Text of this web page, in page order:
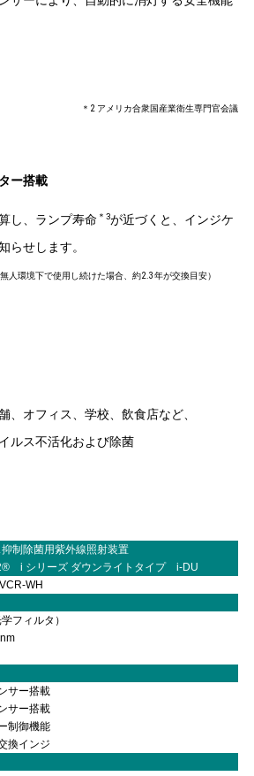
＊2 アメリカ合衆国産業衛生専門官会議
ー搭載
し、ランプ寿命＊3が近づくと、インジケ
らせします。
環境下で使用し続けた場合、約2.3年が交換目安）
、オフィス、学校、飲食店など、
ルス不活化および除菌
制除菌用紫外線照射装置
i シリーズ ダウンライトタイプ i-DU
WH
フィルタ）
サー搭載
サー搭載
制御機能
換インジ